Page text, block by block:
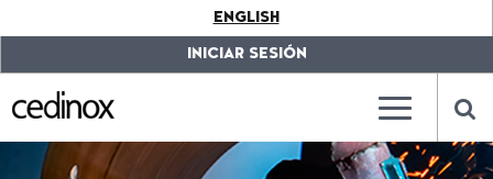
label.access.jump.content???
???
label.access.jump.header???
label.access.jump.footer???
???
label.access.jump.menu???
ENGLISH
INICIAR SESIÓN
???
???